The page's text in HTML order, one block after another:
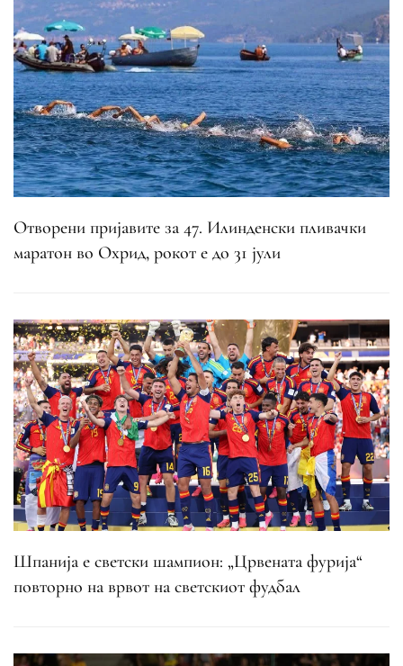
Отворени пријавите за 47. Илинденски пливачки
маратон во Охрид, рокот е до 31 јули
Шпанија е светски шампион: „Црвената фурија“
повторно на врвот на светскиот фудбал